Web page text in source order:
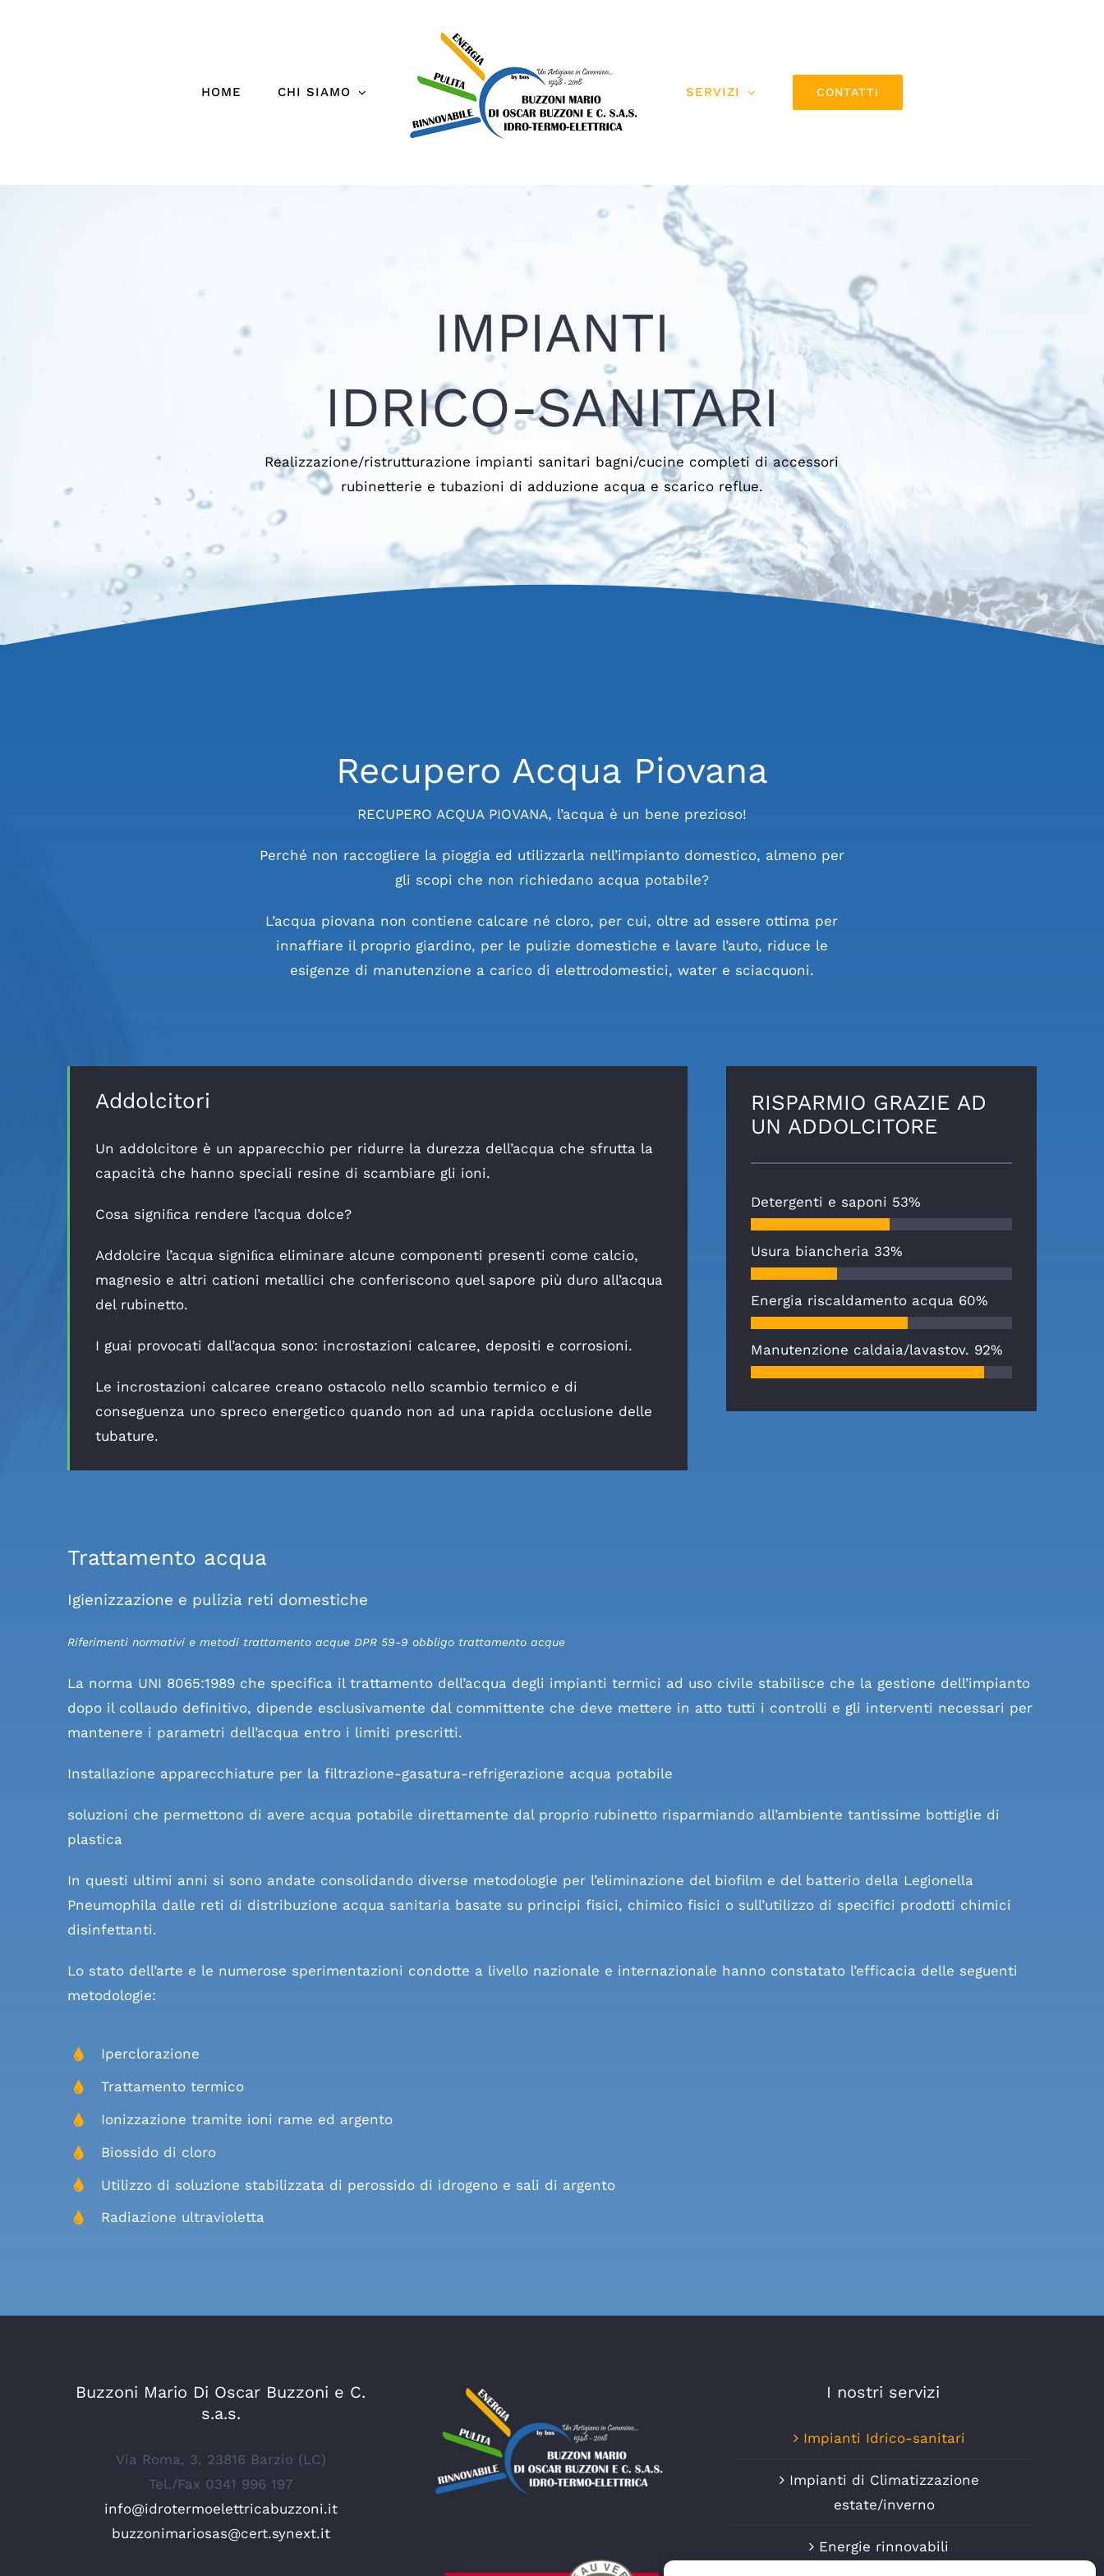
HOME CHI SIAMO SERVIZI CONTATTI
IMPIANTI
IDRICO-SANITARI
Realizzazione/ristrutturazione impianti sanitari bagni/cucine completi di accessori
rubinetterie e tubazioni di adduzione acqua e scarico reflue.
Recupero Acqua Piovana
RECUPERO ACQUA PIOVANA, l’acqua è un bene prezioso!
Perché non raccogliere la pioggia ed utilizzarla nell’impianto domestico, almeno per
gli scopi che non richiedano acqua potabile?
L’acqua piovana non contiene calcare né cloro, per cui, oltre ad essere ottima per
innaffiare il proprio giardino, per le pulizie domestiche e lavare l’auto, riduce le
esigenze di manutenzione a carico di elettrodomestici, water e sciacquoni.
Addolcitori
Un addolcitore è un apparecchio per ridurre la durezza dell’acqua che sfrutta la
capacità che hanno speciali resine di scambiare gli ioni.
Cosa signiﬁca rendere l’acqua dolce?
Addolcire l’acqua signiﬁca eliminare alcune componenti presenti come calcio,
magnesio e altri cationi metallici che conferiscono quel sapore più duro all’acqua
del rubinetto.
I guai provocati dall’acqua sono: incrostazioni calcaree, depositi e corrosioni.
Le incrostazioni calcaree creano ostacolo nello scambio termico e di
conseguenza uno spreco energetico quando non ad una rapida occlusione delle
tubature.
RISPARMIO GRAZIE AD
UN ADDOLCITORE
Detergenti e saponi 53%
Usura biancheria 33%
Energia riscaldamento acqua 60%
Manutenzione caldaia/lavastov. 92%
Trattamento acqua
Igienizzazione e pulizia reti domestiche
Riferimenti normativi e metodi trattamento acque DPR 59-9 obbligo trattamento acque
La norma UNI 8065:1989 che specifica il trattamento dell’acqua degli impianti termici ad uso civile stabilisce che la gestione dell’impianto
dopo il collaudo definitivo, dipende esclusivamente dal committente che deve mettere in atto tutti i controlli e gli interventi necessari per
mantenere i parametri dell’acqua entro i limiti prescritti.
Installazione apparecchiature per la filtrazione-gasatura-refrigerazione acqua potabile
soluzioni che permettono di avere acqua potabile direttamente dal proprio rubinetto risparmiando all’ambiente tantissime bottiglie di
plastica
In questi ultimi anni si sono andate consolidando diverse metodologie per l’eliminazione del biofilm e del batterio della Legionella
Pneumophila dalle reti di distribuzione acqua sanitaria basate su principi fisici, chimico fisici o sull’utilizzo di specifici prodotti chimici
disinfettanti.
Lo stato dell’arte e le numerose sperimentazioni condotte a livello nazionale e internazionale hanno constatato l’efficacia delle seguenti
metodologie:
Iperclorazione
Trattamento termico
Ionizzazione tramite ioni rame ed argento
Biossido di cloro
Utilizzo di soluzione stabilizzata di perossido di idrogeno e sali di argento
Radiazione ultravioletta
Buzzoni Mario Di Oscar Buzzoni e C.
s.a.s.
Via Roma, 3, 23816 Barzio (LC)
Tel./Fax 0341 996 197
info@idrotermoelettricabuzzoni.it
buzzonimariosas@cert.synext.it
I nostri servizi
Impianti Idrico-sanitari
Impianti di Climatizzazione
estate/inverno
Energie rinnovabili